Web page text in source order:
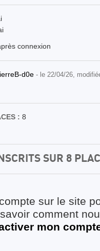
connexion
d0e - le 22/04/26,
: 8
SUR 8
sur le site
comment
mon